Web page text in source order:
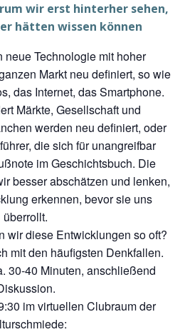
wir erst hinterher sehen,
hätten wissen können
neue Technologie mit hoher
Markt neu definiert, so wie
das Internet, das Smartphone.
Märkte, Gesellschaft und
werden neu definiert, oder
die sich für unangreifbar
im Geschichtsbuch. Die
besser abschätzen und lenken,
erkennen, bevor sie uns
überrollt.
wir diese Entwicklungen so oft?
mit den häufigsten Denkfallen.
30-40 Minuten, anschließend
im virtuellen Clubraum der